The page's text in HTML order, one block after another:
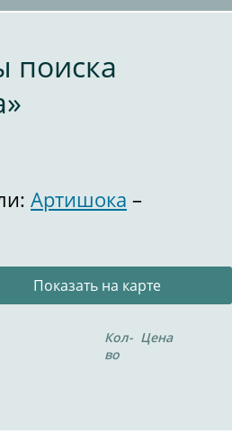
поиска
Артишока –
Показать на карте
Кол-
во
Цена